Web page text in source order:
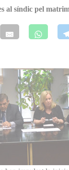
al síndic pel